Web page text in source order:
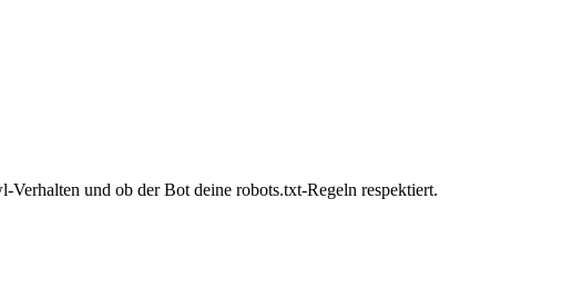
und ob der Bot deine robots.txt-Regeln respektiert.